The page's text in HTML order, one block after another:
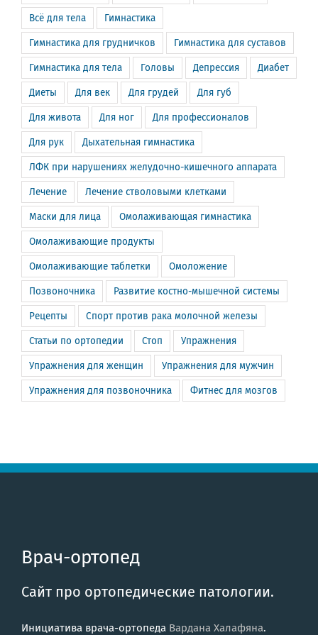
Всё для тела Гимнастика
Гимнастика для грудничков Гимнастика для суставов
Гимнастика для тела Головы Депрессия Диабет
Диеты Для век Для грудей Для губ
Для живота Для ног Для профессионалов
Для рук Дыхательная гимнастика
ЛФК при нарушениях желудочно-кишечного аппарата
Лечение Лечение стволовыми клетками
Маски для лица Омолаживающая гимнастика
Омолаживающие продукты
Омолаживающие таблетки Омоложение
Позвоночника Развитие костно-мышечной системы
Рецепты Спорт против рака молочной железы
Статьи по ортопедии Стоп Упражнения
Упражнения для женщин Упражнения для мужчин
Упражнения для позвоночника Фитнес для мозгов
Врач-ортопед
Сайт про ортопедические патологии.
Инициатива врача-ортопеда Вардана Халафяна.